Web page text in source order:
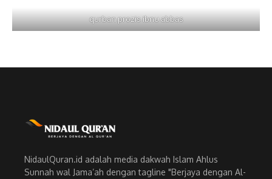
qurban prozis ibnu abbas
NidaulQuran.id adalah media dakwah Islam Ahlus
Sunnah wal Jama’ah dengan tagline "Berjaya dengan Al-